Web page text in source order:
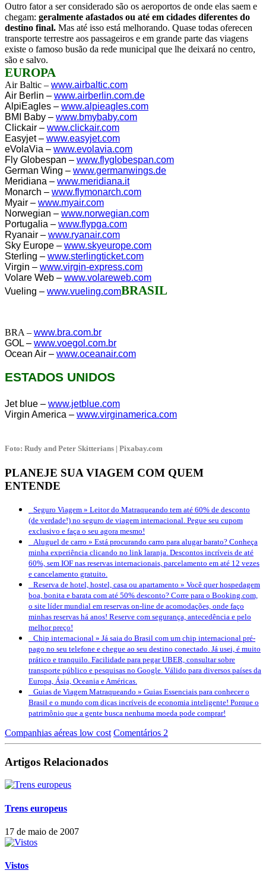
Outro fator a ser considerado são os aeroportos de onde elas saem e
chegam: geralmente afastados ou até em cidades diferentes do
destino final. Mas até isso está melhorando. Quase todas oferecen
transporte terrestre aos passageiros e em grande parte das viagens
existe o famoso busão da rede municipal que lhe deixará no centro,
são e salvo.
EUROPA
Air Baltic – www.airbaltic.com
Air Berlin – www.airberlin.com.de
AlpiEagles – www.alpieagles.com
BMI Baby – www.bmybaby.com
Clickair – www.clickair.com
Easyjet – www.easyjet.com
eVolaVia – www.evolavia.com
Fly Globespan – www.flyglobespan.com
German Wing – www.germanwings.de
Meridiana – www.meridiana.it
Monarch – www.flymonarch.com
Myair – www.myair.com
Norwegian – www.norwegian.com
Portugalia – www.flypga.com
Ryanair – www.ryanair.com
Sky Europe – www.skyeurope.com
Sterling – www.sterlingticket.com
Virgin – www.virgin-express.com
Volare Web – www.volareweb.com
Vueling – www.vueling.comBRASIL
BRA – www.bra.com.br
GOL – www.voegol.com.br
Ocean Air – www.oceanair.com
ESTADOS UNIDOS
Jet blue – www.jetblue.com
Virgin America – www.virginamerica.com
Foto: Rudy and Peter Skitterians | Pixabay.com
PLANEJE SUA VIAGEM COM QUEM
ENTENDE
Seguro Viagem » Leitor do Matraqueando tem até 60% de desconto
(de verdade!) no seguro de viagem internacional. Pegue seu cupom
exclusivo e faça o seu agora mesmo!
Aluguel de carro » Está procurando carro para alugar barato? Conheça
minha experiência clicando no link laranja. Descontos incríveis de até
60%, sem IOF nas reservas internacionais, parcelamento em até 12 vezes
e cancelamento gratuito.
Reserva de hotel, hostel, casa ou apartamento » Você quer hospedagem
boa, bonita e barata com até 50% desconto? Corre para o Booking.com,
o site líder mundial em reservas on-line de acomodações, onde faço
minhas reservas há anos! Reserve com segurança, antecedência e pelo
melhor preço!
Chip internacional » Já saia do Brasil com um chip internacional pré-
pago no seu telefone e chegue ao seu destino conectado. Já usei, é muito
prático e tranquilo. Facilidade para pegar UBER, consultar sobre
transporte público e pesquisas no Google. Válido para diversos países da
Europa, Ásia, Oceania e Américas.
Guias de Viagem Matraqueando » Guias Essenciais para conhecer o
Brasil e o mundo com dicas incríveis de economia inteligente! Porque o
patrimônio que a gente busca nenhuma moeda pode comprar!
Companhias aéreas low cost Comentários 2
Artigos Relacionados
Trens europeus
17 de maio de 2007
Vistos